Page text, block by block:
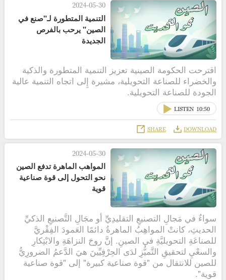
2024-05-30
التنمية المتطورة لـ"صنع في
الصين" يرحب بالفرص
الجديدة
اقترحت الحكومة الصينية تعزيز التنمية المتطورة والذكية
والخضراء للصناعة التحويلية، مشيرة إِلى اتجاه التنمية عالية
الجودة للصناعة التحويلية.
LISTEN 10:50
DOWNLOAD
SHARE
2024-05-30
المواهب الماهرة تدفع الصين
نحو التحول إلى قوة صناعية
قوية
سواءٌ في مَجالِ التصنيعِ التقليدِيِّ أو مجَالِ التَّصنيعِ الذكيِّ
الحديثِ، كانتْ المواهِبُ الماهرةُ دائمًا العَمودَ الفِقْريَّ
للصناعَةِ التحويليَّةِ في الصينِ. إنَّ روحَ النزاهَةِ والابْتِكارِ
والسعْيِ لتحقيقِ التَّميُّزِ لدَى الحِرْفِيِّينَ هيَ الدَّعمُ الضرورِيُّ
للصين للانتقال من "قوة صناعية كبيرة" إلى "قوة صناعية
قوية".